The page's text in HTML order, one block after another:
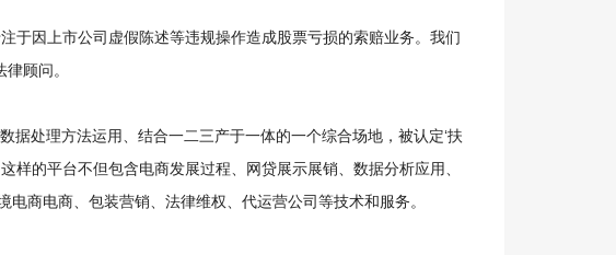
于因上市公司虚假陈述等违规操作造成股票亏损的索赔业务。我们
顾问。
处理方法运用、结合一二三产于一体的一个综合场地，被认定‘扶
样的平台不但包含电商发展过程、网贷展示展销、数据分析应用、
商电商、包装营销、法律维权、代运营公司等技术和服务。